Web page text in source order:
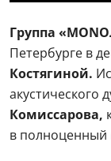
Группа
Петербурге в
Костягиной.
акустического
Комиссарова,
в полноценный